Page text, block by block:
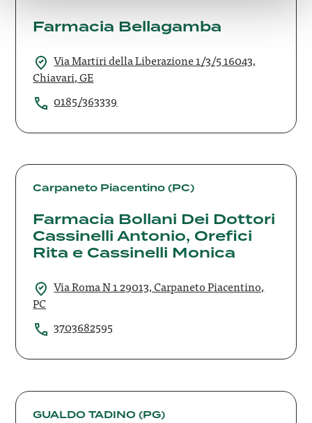
Farmacia Bellagamba
Via Martiri della Liberazione 1/3/5 16043,
Chiavari, GE
0185/363339
Carpaneto Piacentino (PC)
Farmacia Bollani Dei Dottori
Cassinelli Antonio, Orefici
Rita e Cassinelli Monica
Via Roma N 1 29013, Carpaneto Piacentino,
PC
3703682595
Farmacia
Bollani
Dottori
Cassinelli
Antonio,
Rita
Cassinelli
Monica
GUALDO TADINO (PG)
Farmacia
Centrale